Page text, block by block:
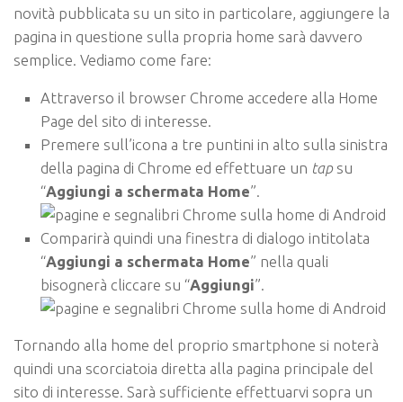
novità pubblicata su un sito in particolare, aggiungere la
pagina in questione sulla propria home sarà davvero
semplice. Vediamo come fare:
Attraverso il browser Chrome accedere alla Home
Page del sito di interesse.
Premere sull’icona a tre puntini in alto sulla sinistra
della pagina di Chrome ed effettuare un tapsu
“Aggiungi a schermata Home”.
Comparirà quindi una finestra di dialogo intitolata
“Aggiungi a schermata Home” nella quali
bisognerà cliccare su “Aggiungi”.
Tornando alla home del proprio smartphone si noterà
quindi una scorciatoia diretta alla pagina principale del
sito di interesse. Sarà sufficiente effettuarvi sopra un